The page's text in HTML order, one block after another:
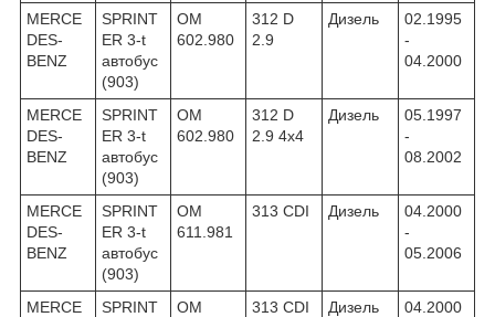
MERCE
DES-
BENZ
SPRINT
ER 3-t
автобус
(903)
OM
602.980
312 D
2.9
Дизель
02.1995
-
04.2000
MERCE
DES-
BENZ
SPRINT
ER 3-t
автобус
(903)
OM
602.980
312 D
2.9 4x4
Дизель
05.1997
-
08.2002
MERCE
DES-
BENZ
SPRINT
ER 3-t
автобус
(903)
OM
611.981
313 CDI Дизель
04.2000
-
05.2006
MERCE
SPRINT
OM
313 CDI Дизель
04.2000